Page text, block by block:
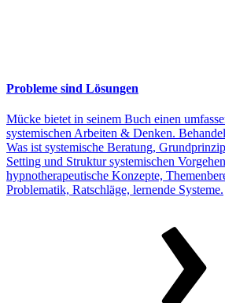
Probleme sind Lösungen
Mücke bietet in seinem Buch einen
systemischen Arbeiten & Denken.
Was ist systemische Beratung,
Setting und Struktur systemischen
hypnotherapeutische Konzepte,
Problematik, Ratschläge, lernende Systeme.